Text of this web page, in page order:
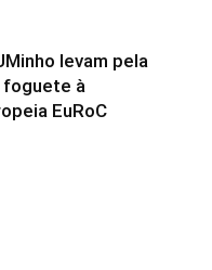
levam pela
foguete à
EuRoC